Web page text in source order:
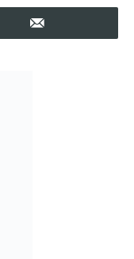
Egyetemen